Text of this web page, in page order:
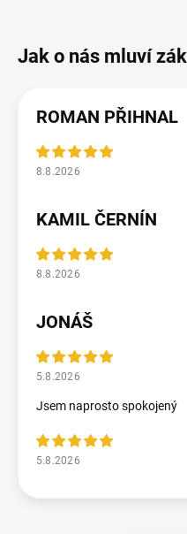
ROMAN PŘIHNAL
8.8.2026
KAMIL ČERNÍN
8.8.2026
JONÁŠ
5.8.2026
Jsem naprosto spokojený
5.8.2026